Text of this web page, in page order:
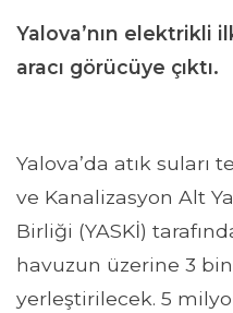
Yalova’nın elektrikli
aracı görücüye çıktı.
Yalova’da atık suları
ve Kanalizasyon Alt
Birliği (YASKİ)
havuzun üzerine 3
yerleştirilecek. 5